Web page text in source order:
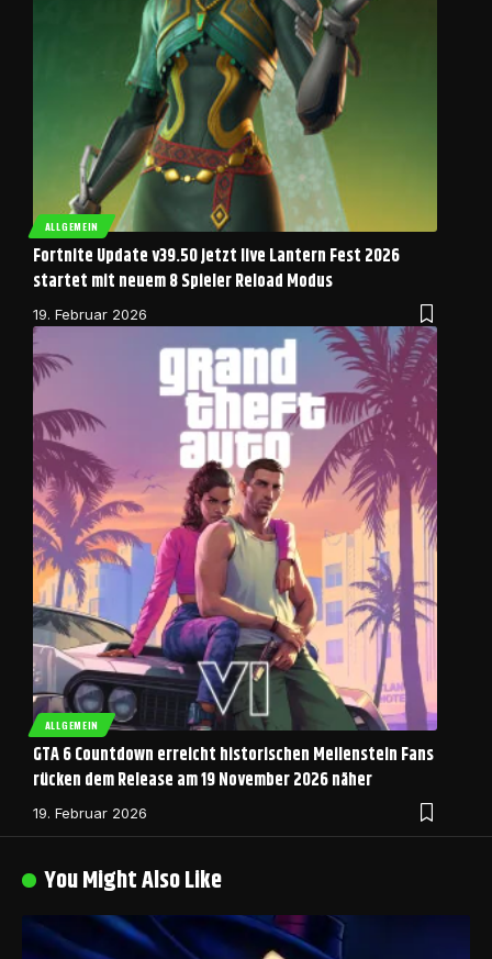
ALLGEMEIN
Fortnite Update v39.50 jetzt live Lantern Fest 2026
startet mit neuem 8 Spieler Reload Modus
19. Februar 2026
ALLGEMEIN
GTA 6 Countdown erreicht historischen Meilenstein Fans
rücken dem Release am 19 November 2026 näher
19. Februar 2026
You Might Also Like